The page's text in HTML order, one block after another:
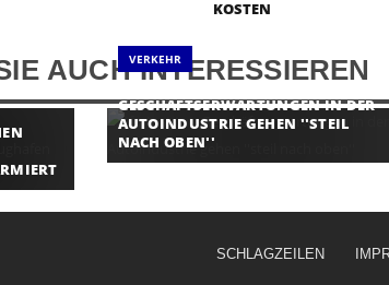
KOSTEN
AUCH INTERESSIEREN
VERKEHR
IFO-INSTITUT:
GESCHÄFTSERWARTUNGEN IN DER
AUTOINDUSTRIE GEHEN ''STEIL
NACH OBEN''
SCHLAGZEILEN